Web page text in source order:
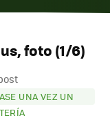
foto (1/6)
UNA VEZ UN